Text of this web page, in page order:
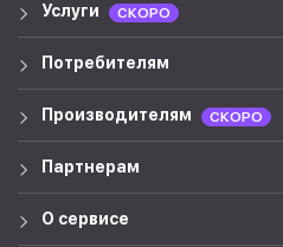
Услуги СКОРО
Потребителям
Производителям СКОРО
Партнерам
О сервисе